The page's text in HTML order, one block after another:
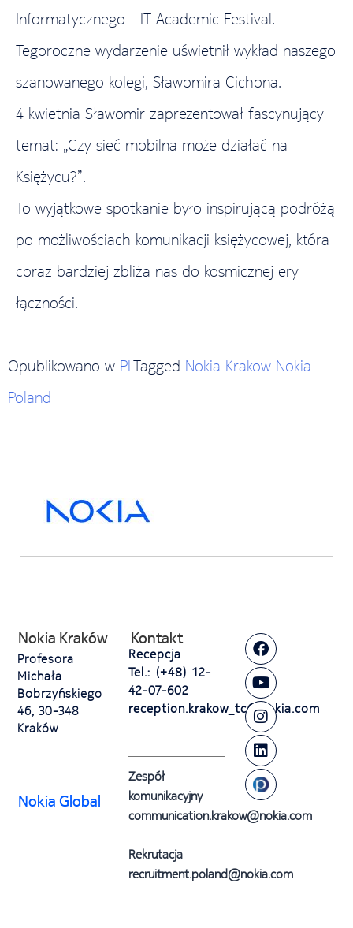
Informatycznego – IT Academic Festival.
Tegoroczne wydarzenie uświetnił wykład naszego
szanowanego kolegi, Sławomira Cichona.
4 kwietnia Sławomir zaprezentował fascynujący
temat: „Czy sieć mobilna może działać na
Księżycu?”.
To wyjątkowe spotkanie było inspirującą podróżą
po możliwościach komunikacji księżycowej, która
coraz bardziej zbliża nas do kosmicznej ery
łączności.
Opublikowano w PLTagged Nokia Krakow Nokia
Poland
Nokia Kraków
Profesora
Michała
Bobrzyńskiego
46, 30-348
Kraków
Nokia Global
Kontakt
Recepcja
Tel.: (+48) 12-
42-07-602
reception.krakow_tc@nokia.com
Zespół
komunikacyjny
communication.krakow@nokia.com
Rekrutacja
recruitment.poland@nokia.com